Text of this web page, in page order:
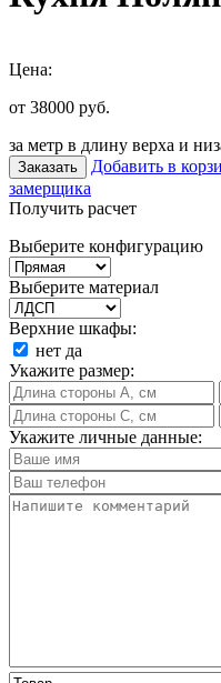
Цена:
от 38000 руб.
за метр в длину верха и
Заказать Добавить в
замерщика
Получить расчет
Выберите конфигурацию
Выберите материал
Верхние шкафы:
нет да
Укажите размер:
Укажите личные данные: